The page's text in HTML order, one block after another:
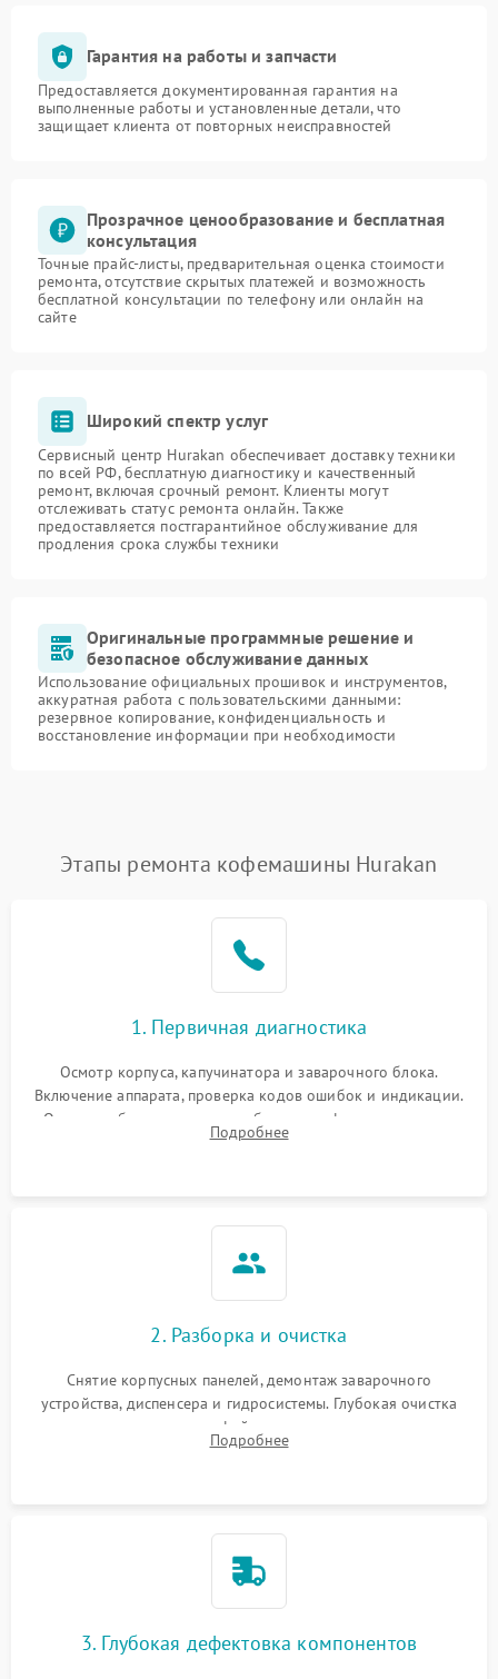
Гарантия на работы и запчасти
Предоставляется документированная гарантия на
выполненные работы и установленные детали, что
защищает клиента от повторных неисправностей
Прозрачное ценообразование и бесплатная
консультация
Точные прайс-листы, предварительная оценка стоимости
ремонта, отсутствие скрытых платежей и возможность
бесплатной консультации по телефону или онлайн на
сайте
Широкий спектр услуг
Сервисный центр Hurakan обеспечивает доставку техники
по всей РФ, бесплатную диагностику и качественный
ремонт, включая срочный ремонт. Клиенты могут
отслеживать статус ремонта онлайн. Также
предоставляется постгарантийное обслуживание для
продления срока службы техники
Оригинальные программные решение и
безопасное обслуживание данных
Использование официальных прошивок и инструментов,
аккуратная работа с пользовательскими данными:
резервное копирование, конфиденциальность и
восстановление информации при необходимости
Этапы ремонта кофемашины Hurakan
1. Первичная диагностика
Осмотр корпуса, капучинатора и заварочного блока.
Включение аппарата, проверка кодов ошибок и индикации.
Оценка работы помпы, термоблока и кофемолки на слух.
Измерение температуры и давления воды для выявления
Подробнее
2. Разборка и очистка
Снятие корпусных панелей, демонтаж заварочного
устройства, диспенсера и гидросистемы. Глубокая очистка
внутренних узлов от кофейных масел, жмыха и накипи.
Промывка дренажных каналов и фильтров с использованием
Подробнее
3. Глубокая дефектовка компонентов